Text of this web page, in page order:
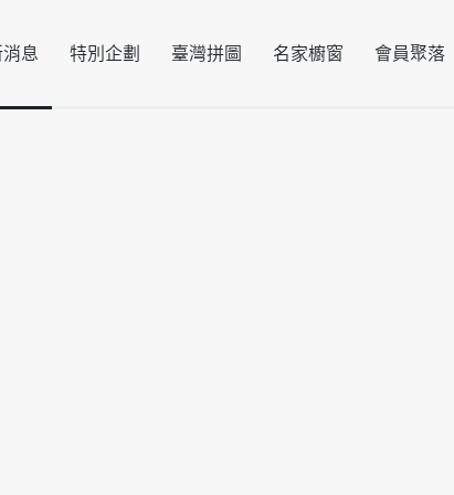
息 特別企劃 臺灣拼圖 名家櫥窗 會員聚落